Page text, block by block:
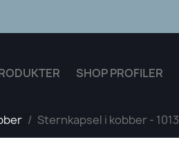
SHOP PROFILER
Sternkapsel i kobber - 1013